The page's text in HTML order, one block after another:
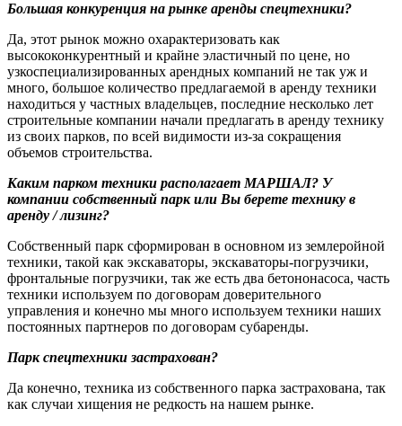
Большая конкуренция на рынке аренды спецтехники?
Да, этот рынок можно охарактеризовать как
высококонкурентный и крайне эластичный по цене, но
узкоспециализированных арендных компаний не так уж и
много, большое количество предлагаемой в аренду техники
находиться у частных владельцев, последние несколько лет
строительные компании начали предлагать в аренду технику
из своих парков, по всей видимости из-за сокращения
объемов строительства.
Каким парком техники располагает МАРШАЛ? У
компании собственный парк или Вы берете технику в
аренду / лизинг?
Собственный парк сформирован в основном из землеройной
техники, такой как экскаваторы, экскаваторы-погрузчики,
фронтальные погрузчики, так же есть два бетононасоса, часть
техники используем по договорам доверительного
управления и конечно мы много используем техники наших
постоянных партнеров по договорам субаренды.
Парк спецтехники застрахован?
Да конечно, техника из собственного парка застрахована, так
как случаи хищения не редкость на нашем рынке.